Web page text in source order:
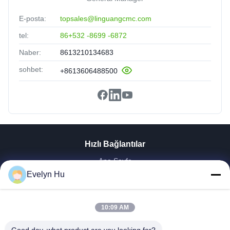
E-posta: topsales@linguangcmc.com
tel: 86+532 -8699 -6872
Naber: 8613210134683
sohbet: +8613606488500
Hızlı Bağlantılar
Ana Sayfa
VR Gösterisi
Fabrika Turu
Kalite Kontrol
Evelyn Hu
10:09 AM